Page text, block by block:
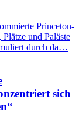
Princeton-
und Paläste
durch da…
sich